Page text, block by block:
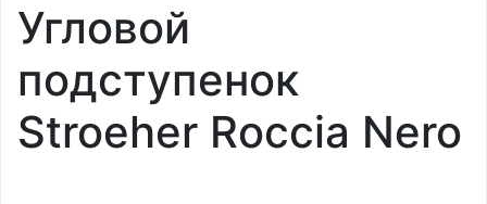
Угловой
подступенок
Stroeher Roccia Nero